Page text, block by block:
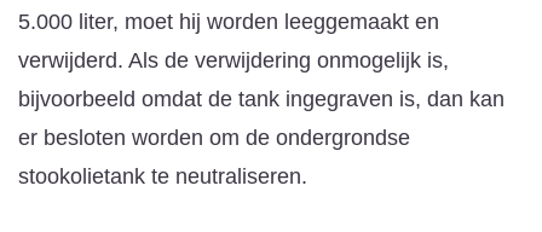
5.000 liter, moet hij worden leeggemaakt en
verwijderd. Als de verwijdering onmogelijk is,
bijvoorbeeld omdat de tank ingegraven is, dan kan
er besloten worden om de ondergrondse
stookolietank te neutraliseren.